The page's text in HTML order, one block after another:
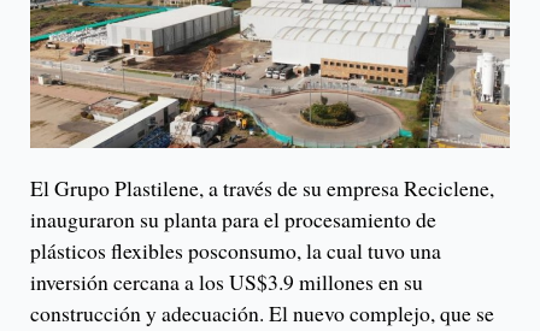
El Grupo Plastilene, a través de su empresa Reciclene,
inauguraron su planta para el procesamiento de
plásticos flexibles posconsumo, la cual tuvo una
inversión cercana a los US$3.9 millones en su
construcción y adecuación. El nuevo complejo, que se